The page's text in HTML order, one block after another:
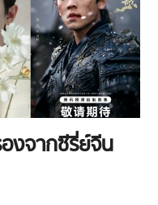
องจากซีรี่ย์จีน